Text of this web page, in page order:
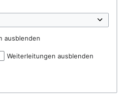
ausblenden
Weiterleitungen ausblenden